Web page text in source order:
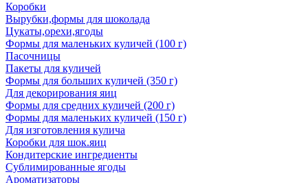
Коробки
Вырубки,формы для шоколада
Цукаты,орехи,ягоды
Формы для маленьких куличей (100 г)
Пасочницы
Пакеты для куличей
Формы для больших куличей (350 г)
Для декорирования яиц
Формы для средних куличей (200 г)
Формы для маленьких куличей (150 г)
Для изготовления кулича
Коробки для шок.яиц
Кондитерские ингредиенты
Сублимированные ягоды
Ароматизаторы